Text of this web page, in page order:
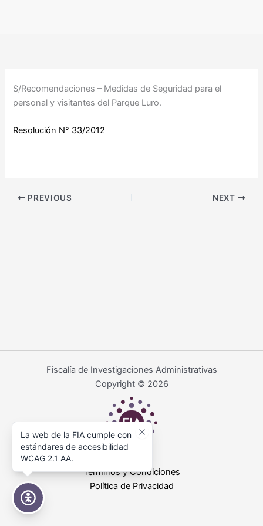
S/Recomendaciones – Medidas de Seguridad para el
personal y visitantes del Parque Luro.
Resolución N° 33/2012
PREVIOUS NEXT
Fiscalía de Investigaciones Administrativas
Copyright © 2026
Términos y Condiciones
Política de Privacidad
Accesibilidad
La web de la FIA cumple con
estándares de accesibilidad
WCAG 2.1 AA.